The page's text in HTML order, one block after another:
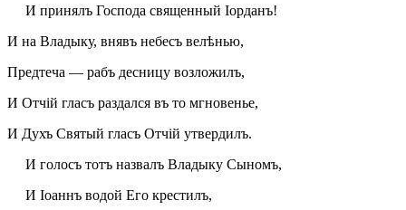
И принялъ Господа священный Іорданъ!
И на Владыку, внявъ небесъ велѣнью,
Предтеча — рабъ десницу возложилъ,
И Отчій гласъ раздался въ то мгновенье,
И Духъ Святый гласъ Отчій утвердилъ.
И голосъ тотъ назвалъ Владыку Сыномъ,
И Іоаннъ водой Его крестилъ,